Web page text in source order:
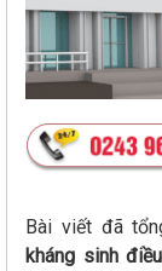
Bài viết đã
kháng sinh